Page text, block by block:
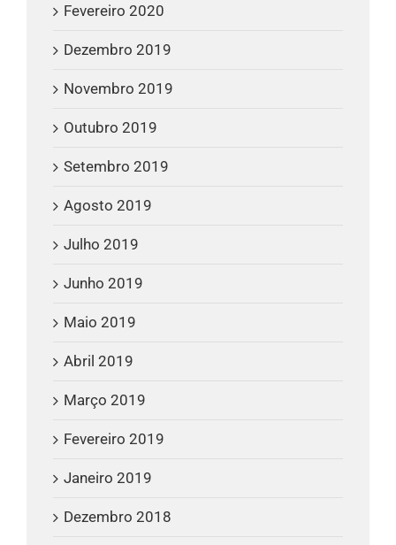
Fevereiro 2020
Dezembro 2019
Novembro 2019
Outubro 2019
Setembro 2019
Agosto 2019
Julho 2019
Junho 2019
Maio 2019
Abril 2019
Março 2019
Fevereiro 2019
Janeiro 2019
Dezembro 2018